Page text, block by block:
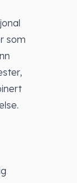
som